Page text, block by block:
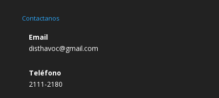
Contactanos
Email
disthavoc@gmail.com
Teléfono
2111-2180